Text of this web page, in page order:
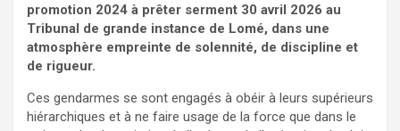
promotion 2024 à prêter serment 30 avril 2026 au
Tribunal de grande instance de Lomé, dans une
atmosphère empreinte de solennité, de discipline et
de rigueur.
Ces gendarmes se sont engagés à obéir à leurs supérieurs
hiérarchiques et à ne faire usage de la force que dans le